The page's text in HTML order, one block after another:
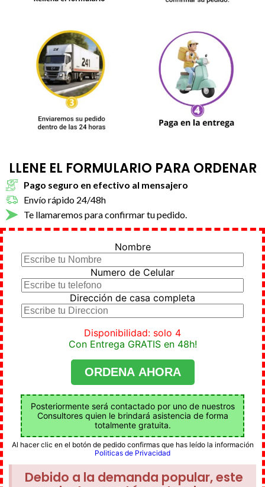
LLENE EL FORMULARIO PARA ORDENAR
Pago seguro en efectivo al mensajero
Envío rápido 24/48h
Te llamaremos para confirmar tu pedido.
Nombre
Numero de Celular
Dirección de casa completa
Disponibilidad: solo 4
Con Entrega GRATIS en 48h!
Posteriormente será contactado por uno de nuestros
Consultores quien le brindará asistencia de forma
totalmente gratuita.
Al hacer clic en el botón de pedido confirmas que has leído la información
Politicas de Privacidad
Debido a la demanda popular, este